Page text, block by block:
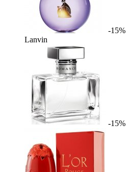
-15%
Lanvin
-15%